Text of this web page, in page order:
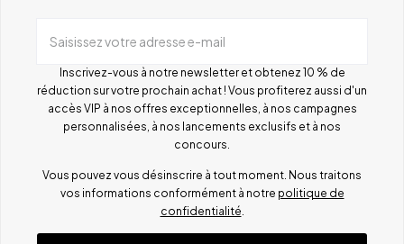
Saisissez votre adresse e-mail
Inscrivez-vous à notre newsletter et obtenez 10 % de
réduction sur votre prochain achat ! Vous profiterez aussi d'un
accès VIP à nos offres exceptionnelles, à nos campagnes
personnalisées, à nos lancements exclusifs et à nos
concours.
Vous pouvez vous désinscrire à tout moment. Nous traitons
vos informations conformément à notre politique de
confidentialité.